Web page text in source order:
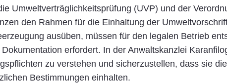
Umweltverträglichkeitsprüfung (UVP) und der
den Rahmen für die Einhaltung der
ausüben, müssen für den legalen Betrieb
erfordert. In der Anwaltskanzlei
zu verstehen und sicherzustellen, dass sie
Bestimmungen einhalten.